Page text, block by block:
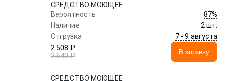
СРЕДСТВО МОЮЩЕЕ
Вероятность
87%
Наличие
2 шт.
Отгрузка
7 - 9 августа
2 508 ₽
2 640 ₽
В корзину
СРЕДСТВО МОЮЩЕЕ